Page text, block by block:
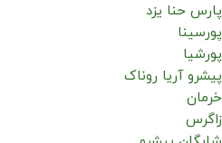
پارس حنا یزد
پورسینا
پورشیا
پیشرو آریا روناک
خرمان
زاگرس